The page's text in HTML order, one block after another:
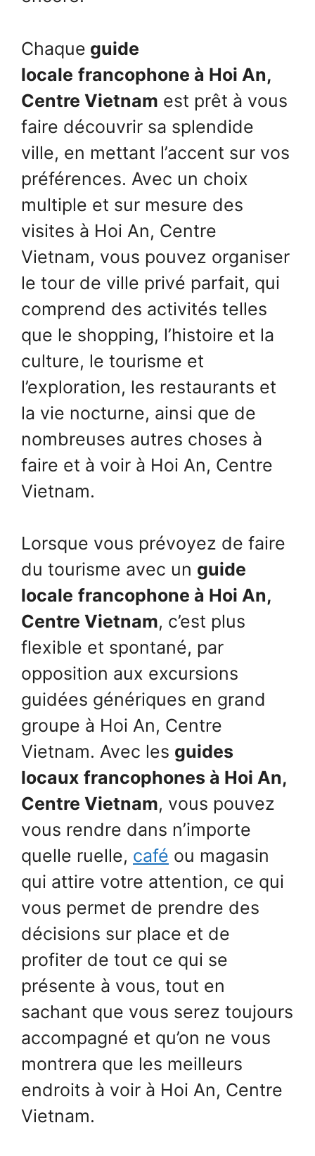
Chaque guide
locale francophone à Hoi An,
Centre Vietnam est prêt à vous
faire découvrir sa splendide
ville, en mettant l’accent sur vos
préférences. Avec un choix
multiple et sur mesure des
visites à Hoi An, Centre
Vietnam, vous pouvez organiser
le tour de ville privé parfait, qui
comprend des activités telles
que le shopping, l’histoire et la
culture, le tourisme et
l’exploration, les restaurants et
la vie nocturne, ainsi que de
nombreuses autres choses à
faire et à voir à Hoi An, Centre
Vietnam.
Lorsque vous prévoyez de faire
du tourisme avec un guide
locale francophone à Hoi An,
Centre Vietnam, c’est plus
flexible et spontané, par
opposition aux excursions
guidées génériques en grand
groupe à Hoi An, Centre
Vietnam. Avec les guides
locaux francophones à Hoi An,
Centre Vietnam, vous pouvez
vous rendre dans n’importe
quelle ruelle, café ou magasin
qui attire votre attention, ce qui
vous permet de prendre des
décisions sur place et de
profiter de tout ce qui se
présente à vous, tout en
sachant que vous serez toujours
accompagné et qu’on ne vous
montrera que les meilleurs
endroits à voir à Hoi An, Centre
Vietnam.